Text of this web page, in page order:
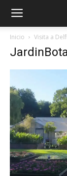
Inicio Visita a